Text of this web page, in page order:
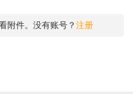
附件。没有账号？注册